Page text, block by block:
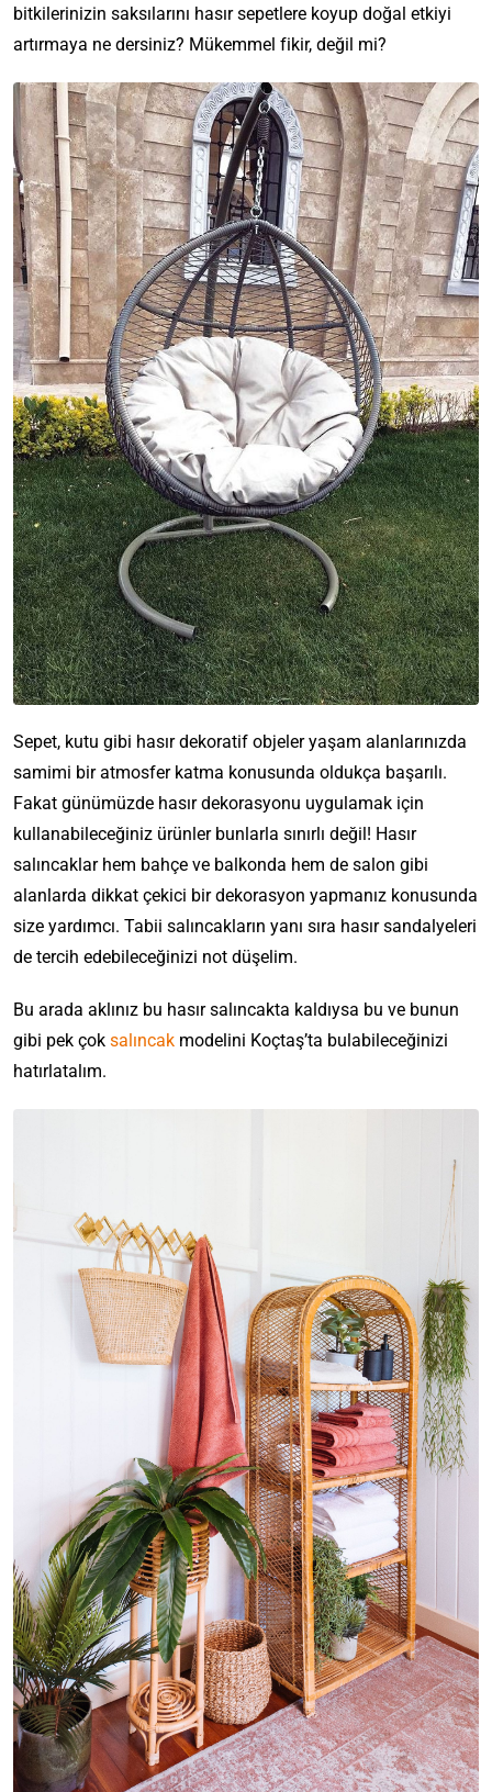
bitkilerinizin saksılarını hasır sepetlere koyup doğal etkiyi
artırmaya ne dersiniz? Mükemmel fikir, değil mi?
Sepet, kutu gibi hasır dekoratif objeler yaşam alanlarınızda
samimi bir atmosfer katma konusunda oldukça başarılı.
Fakat günümüzde hasır dekorasyonu uygulamak için
kullanabileceğiniz ürünler bunlarla sınırlı değil! Hasır
salıncaklar hem bahçe ve balkonda hem de salon gibi
alanlarda dikkat çekici bir dekorasyon yapmanız konusunda
size yardımcı. Tabii salıncakların yanı sıra hasır sandalyeleri
de tercih edebileceğinizi not düşelim.
Bu arada aklınız bu hasır salıncakta kaldıysa bu ve bunun
gibi pek çok salıncak modelini Koçtaş’ta bulabileceğinizi
hatırlatalım.